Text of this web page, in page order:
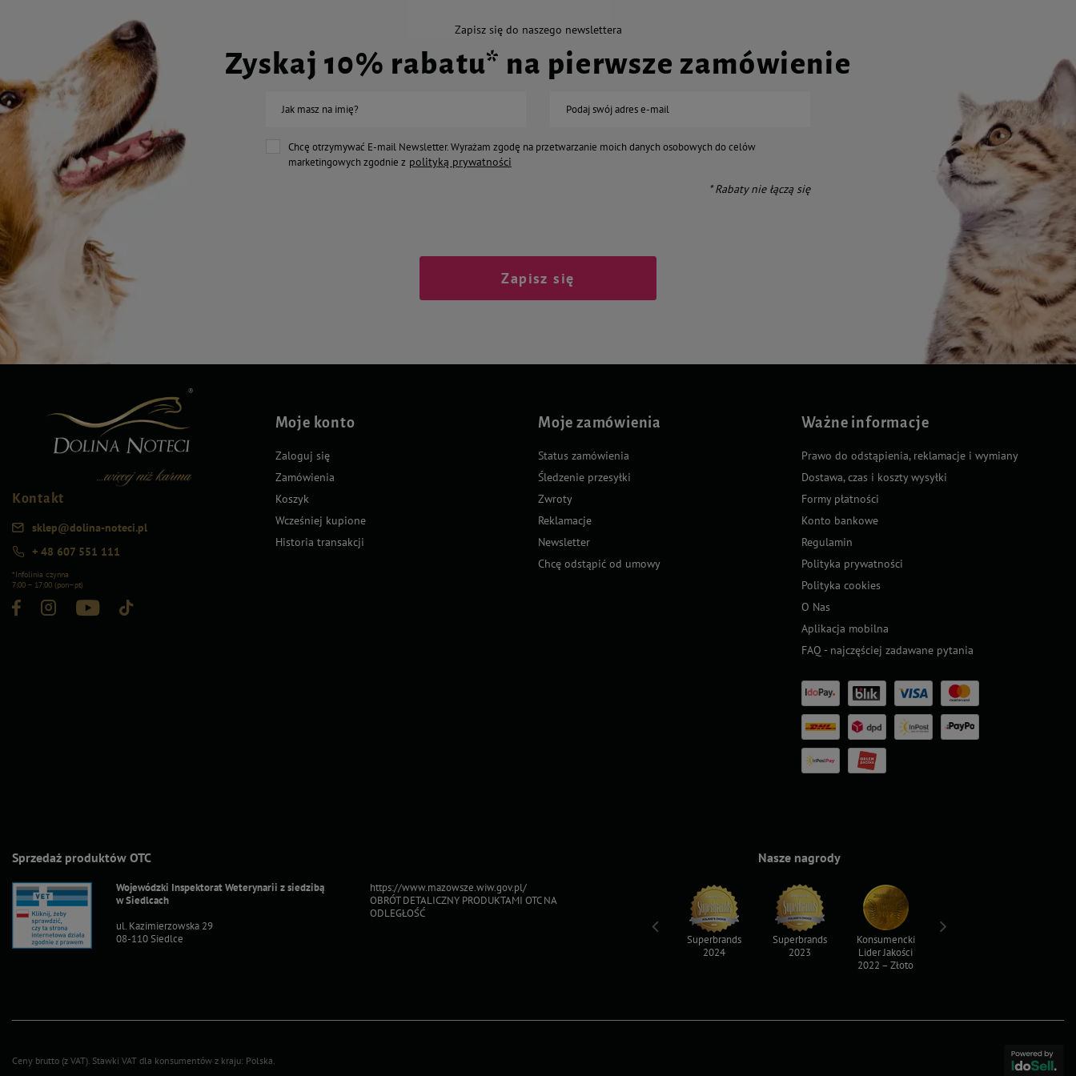
Zapisz się do naszego newslettera
Zyskaj 10% rabatu* na pierwsze zamówienie
Jak masz na imię? Podaj swój adres e-mail
Chcę otrzymywać E-mail Newsletter. Wyrażam zgodę na przetwarzanie moich danych osobowych do celów
marketingowych zgodnie z polityką prywatności
* Rabaty nie łączą się
Zapisz się
Kontakt
sklep@dolina-noteci.pl
+ 48 607 551 111
*Infolinia czynna
7:00 – 17:00 (pon–pt)
Moje konto
Zaloguj się
Zamówienia
Koszyk
Wcześniej kupione
Historia transakcji
Moje zamówienia
Status zamówienia
Śledzenie przesyłki
Zwroty
Reklamacje
Newsletter
Chcę odstąpić od umowy
Ważne informacje
Prawo do odstąpienia, reklamacje i wymiany
Dostawa, czas i koszty wysyłki
Formy płatności
Konto bankowe
Regulamin
Polityka prywatności
Polityka cookies
O Nas
Aplikacja mobilna
FAQ - najczęściej zadawane pytania
Sprzedaż produktów OTC
Wojewódzki Inspektorat Weterynarii z siedzibą
w Siedlcach
ul. Kazimierzowska 29
08-110 Siedlce
https://www.mazowsze.wiw.gov.pl/
OBRÓT DETALICZNY PRODUKTAMI OTC NA
ODLEGŁOŚĆ
Nasze nagrody
Superbrands
2024
Superbrands
2023
Konsumencki
Lider Jakości
2022 – Złoto
Ceny brutto (z VAT). Stawki VAT dla konsumentów z kraju: Polska.